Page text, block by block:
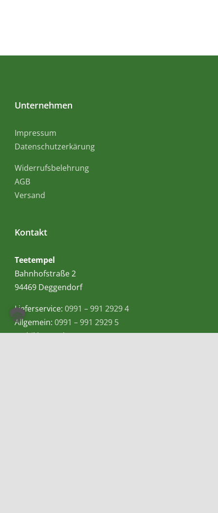
Unternehmen
Impressum
Datenschutzerkärung
Widerrufsbelehrung
AGB
Versand
Kontakt
Teetempel
Bahnhofstraße 2
94469 Deggendorf
Lieferservice: 0991 – 991 2929 4
Allgemein: 0991 – 991 2929 5
Mobil bzw. Whatsapp:0155-60983057